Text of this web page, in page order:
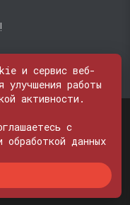
Все права на любые
Любое
с согласия Редакции
и сервис веб-
улучшения работы
активности.
с
обработкой данных